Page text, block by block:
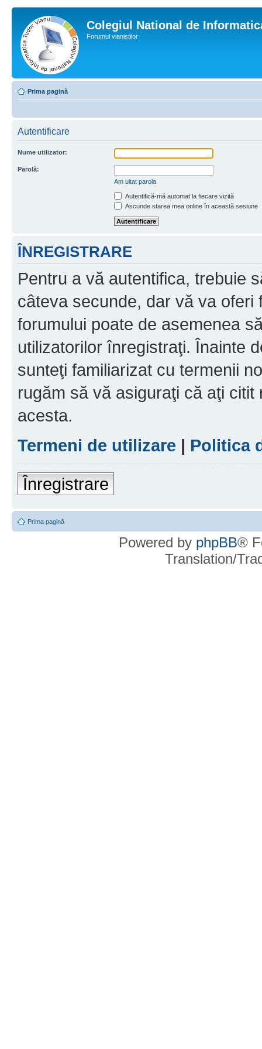
Colegiul National de
Forumul vianistilor
Prima pagină
Autentificare
Nume utilizator:
Parolă:
Am uitat parola
Autentifică-mă automat la fiecare vizită
Ascunde starea mea online în această sesiune
ÎNREGISTRARE
Pentru a vă autentifica, trebuie
câteva secunde, dar vă va oferi
forumului poate de asemenea
utilizatorilor înregistraţi. Înainte
sunteţi familiarizat cu termenii
rugăm să vă asiguraţi că aţi
acesta.
Termeni de utilizare | Politica
Înregistrare
Prima pagină
Powered by phpBB®
Translation/